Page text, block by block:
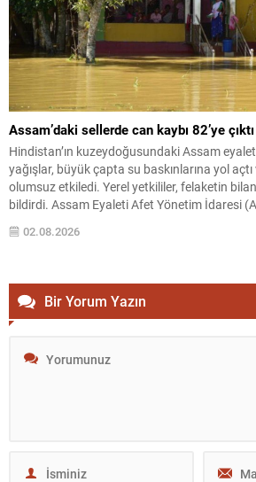
Assam’daki sellerde can kaybı 82’ye çıktı
Hindistan’ın kuzeydoğusundaki Assam
yağışlar, büyük çapta su baskınlarına yol
olumsuz etkiledi. Yerel yetkililer, felaketin
bildirdi. Assam Eyaleti Afet Yönetim İdaresi
yapılan açıklamaya göre, sellere bağlı can
Hasar gören bölgelerde kurtarma ve yardım
02.08.2026
Bir Yorum Yazın